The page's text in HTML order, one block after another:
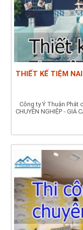
THIẾT KẾ TIỆM
Công ty Ý Thuận Phát
CHUYÊN NGHIỆP - GIÁ